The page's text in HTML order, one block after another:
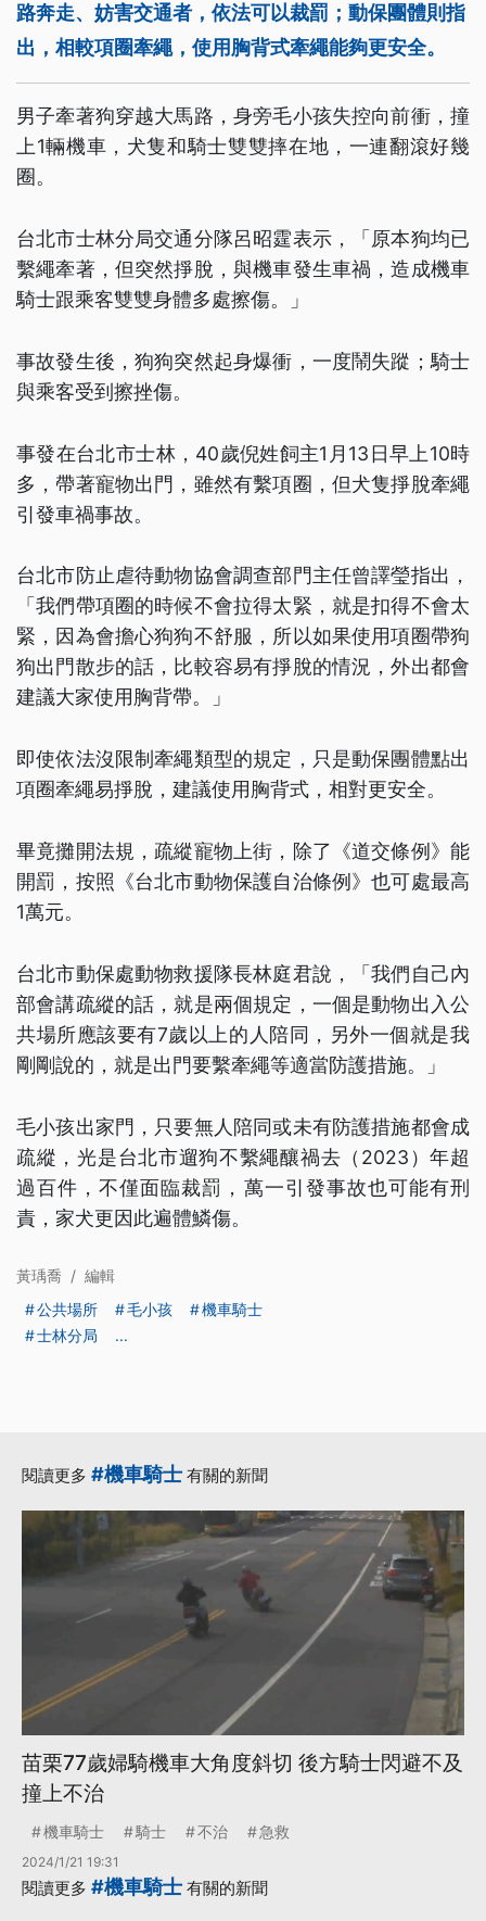
路奔走、妨害交通者，依法可以裁罰；動保團體則指
出，相較項圈牽繩，使用胸背式牽繩能夠更安全。
男子牽著狗穿越大馬路，身旁毛小孩失控向前衝，撞
上1輛機車，犬隻和騎士雙雙摔在地，一連翻滾好幾
圈。
台北市士林分局交通分隊呂昭霆表示，「原本狗均已
繫繩牽著，但突然掙脫，與機車發生車禍，造成機車
騎士跟乘客雙雙身體多處擦傷。」
事故發生後，狗狗突然起身爆衝，一度鬧失蹤；騎士
與乘客受到擦挫傷。
事發在台北市士林，40歲倪姓飼主1月13日早上10時
多，帶著寵物出門，雖然有繫項圈，但犬隻掙脫牽繩
引發車禍事故。
台北市防止虐待動物協會調查部門主任曾譯瑩指出，
「我們帶項圈的時候不會拉得太緊，就是扣得不會太
緊，因為會擔心狗狗不舒服，所以如果使用項圈帶狗
狗出門散步的話，比較容易有掙脫的情況，外出都會
建議大家使用胸背帶。」
即使依法沒限制牽繩類型的規定，只是動保團體點出
項圈牽繩易掙脫，建議使用胸背式，相對更安全。
畢竟攤開法規，疏縱寵物上街，除了《道交條例》能
開罰，按照《台北市動物保護自治條例》也可處最高
1萬元。
台北市動保處動物救援隊長林庭君說，「我們自己內
部會講疏縱的話，就是兩個規定，一個是動物出入公
共場所應該要有7歲以上的人陪同，另外一個就是我
剛剛說的，就是出門要繫牽繩等適當防護措施。」
毛小孩出家門，只要無人陪同或未有防護措施都會成
疏縱，光是台北市遛狗不繫繩釀禍去（2023）年超
過百件，不僅面臨裁罰，萬一引發事故也可能有刑
責，家犬更因此遍體鱗傷。
黃瑀喬 / 編輯
公共場所
毛小孩
機車騎士
士林分局
...
閱讀更多 #機車騎士 有關的新聞
苗栗77歲婦騎機車大角度斜切 後方騎士閃避不及
撞上不治
機車騎士 騎士 不治 急救
2024/1/21 19:31
閱讀更多 #機車騎士 有關的新聞